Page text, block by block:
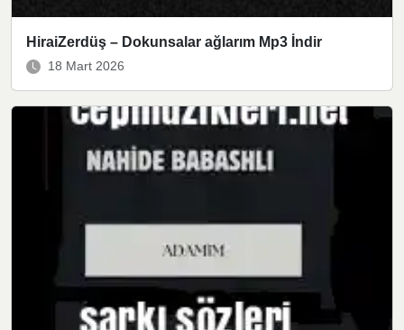
HiraiZerdüş – Dokunsalar ağlarım Mp3 İndir
18 Mart 2026